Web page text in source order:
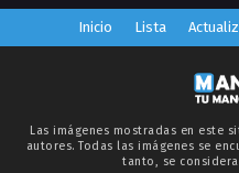
Miau Scan
2024-05-25
Inicio Lista
Las imágenes mostradas en este
autores. Todas las imágenes se
tanto, se